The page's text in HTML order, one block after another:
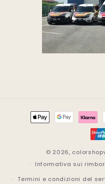
Metodi
© 2026,
Informativa sui
Termini e condizioni del